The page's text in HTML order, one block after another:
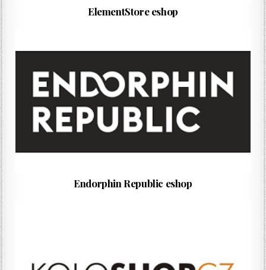
ElementStore eshop
Endorphin Republic eshop